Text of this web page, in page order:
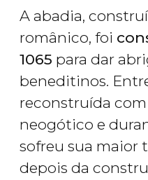
A abadia,
românico, foi
1065 para dar
beneditinos. Entre
reconstruída
neogótico e
sofreu sua maior
depois da